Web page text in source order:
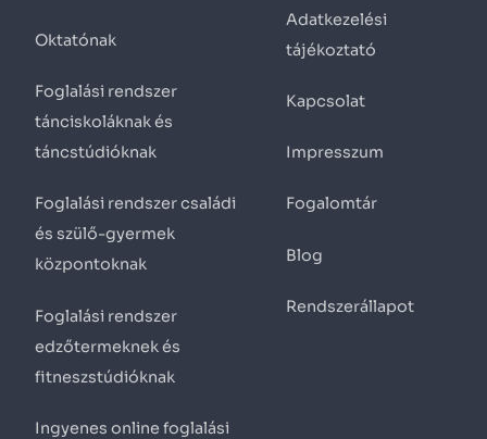
Oktatónak
Foglalási rendszer
tánciskoláknak és
táncstúdióknak
Foglalási rendszer családi
és szülő-gyermek
központoknak
Foglalási rendszer
edzőtermeknek és
fitneszstúdióknak
Ingyenes online foglalási
Adatkezelési
tájékoztató
Kapcsolat
Impresszum
Fogalomtár
Blog
Rendszerállapot